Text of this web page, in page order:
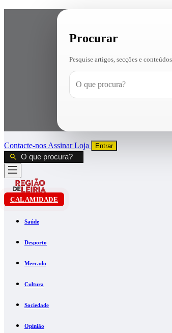
Procurar
Pesquise artigos, secções e conteúdos
Contacte-nos AssinarLoja Entrar
CALAMIDADE
Saúde
Desporto
Mercado
Cultura
Sociedade
Opinião